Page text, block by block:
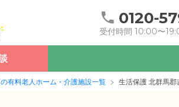
0120-
受付時間 10:00〜
有料老人ホーム・介護施設一覧 生活保護 北群馬郡